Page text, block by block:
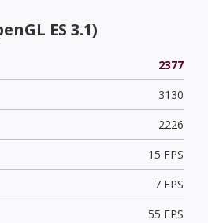
ES 3.1)
2377
3130
2226
15 FPS
7 FPS
55 FPS